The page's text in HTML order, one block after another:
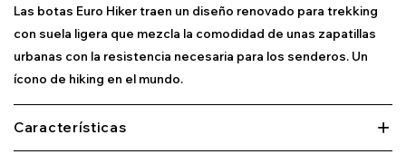
Las botas Euro Hiker traen un diseño renovado para trekking
con suela ligera que mezcla la comodidad de unas zapatillas
urbanas con la resistencia necesaria para los senderos. Un
ícono de hiking en el mundo.
Características